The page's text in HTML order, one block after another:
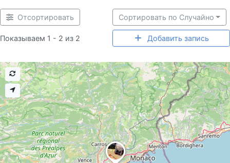
Отсортировать
Показываем 1 - 2 из 2
Сортировать по Случайно
Добавить запись